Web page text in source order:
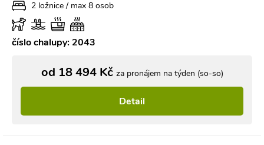
2 ložnice / max 8 osob
číslo chalupy: 2043
od 18 494 Kč za pronájem na týden (so-so)
Detail